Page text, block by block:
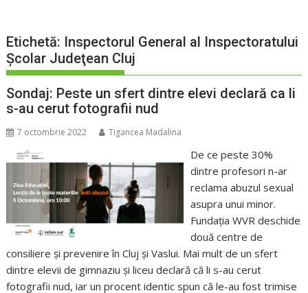
Etichetă: Inspectorul General al Inspectoratului
Şcolar Judeţean Cluj
Sondaj: Peste un sfert dintre elevi declară ca li
s-au cerut fotografii nud
7 octombrie 2022 Tigancea Madalina
De ce peste 30%
dintre profesori n-ar
reclama abuzul sexual
asupra unui minor.
Fundația WVR deschide
două centre de
consiliere şi prevenire în Cluj şi Vaslui. Mai mult de un sfert
dintre elevii de gimnaziu şi liceu declară că li s-au cerut
fotografii nud, iar un procent identic spun că le-au fost trimise